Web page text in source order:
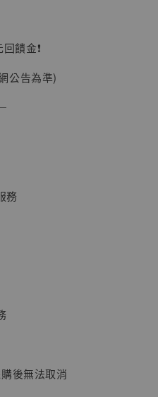
6系列可動蒐藏人偶 讓
饋金❗️
公告為準)
務
後無法取消